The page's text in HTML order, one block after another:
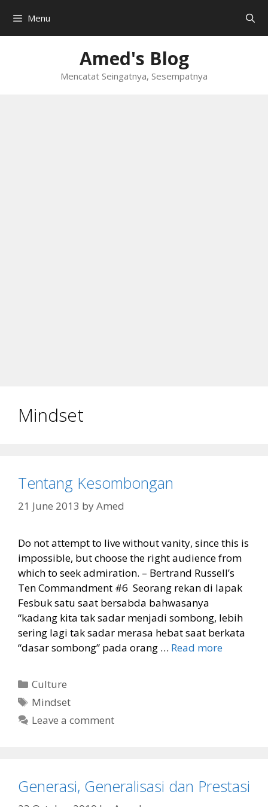
content
Menu
Amed's Blog
Mencatat Seingatnya, Sesempatnya
Mindset
Tentang Kesombongan
21 June 2013 byAmed
Do not attempt to live without vanity, since this is
impossible, but choose the right audience from
which to seek admiration. – Bertrand Russell’s
Ten Commandment #6 Seorang rekan di lapak
Fesbuk satu saat bersabda bahwasanya
“kadang kita tak sadar menjadi sombong, lebih
sering lagi tak sadar merasa hebat saat berkata
“dasar sombong” pada orang … Read more
Categories
Culture
Tags
Mindset
Leave a comment
Generasi, Generalisasi dan Prestasi